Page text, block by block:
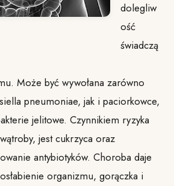
dolegliw
ość
świadczą
Może być wywołana zarówno
pneumoniae, jak i paciorkowce,
jelitowe. Czynnikiem ryzyka
jest cukrzyca oraz
antybiotyków. Choroba daje
organizmu, gorączka i